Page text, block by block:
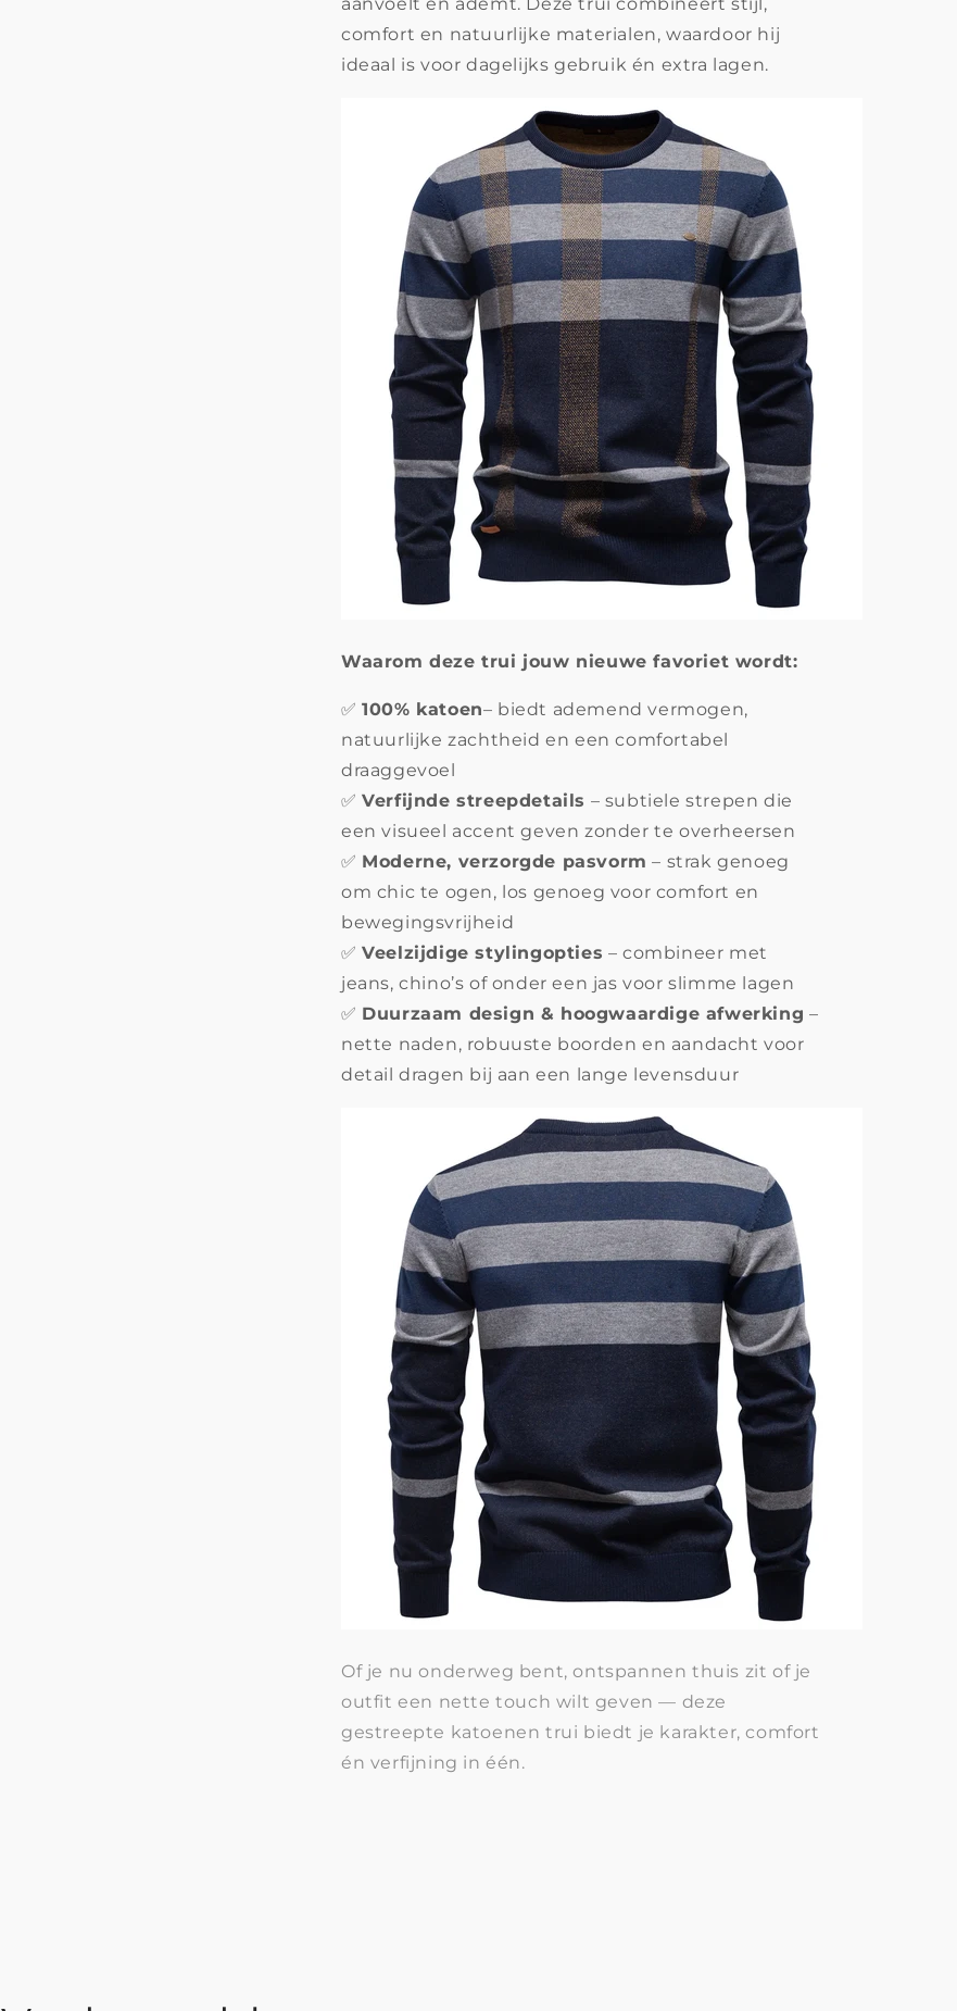
comfort en natuurlijke materialen, waardoor hij
ideaal is voor dagelijks gebruik én extra lagen.
Waarom deze trui jouw nieuwe favoriet wordt:
✅100% katoen– biedt ademend vermogen,
natuurlijke zachtheid en een comfortabel
draaggevoel
✅Verfijnde streepdetails – subtiele strepen die
een visueel accent geven zonder te overheersen
✅ Moderne, verzorgde pasvorm – strak genoeg
om chic te ogen, los genoeg voor comfort en
bewegingsvrijheid
✅Veelzijdige stylingopties – combineer met
jeans, chino’s of onder een jas voor slimme lagen
✅ Duurzaam design & hoogwaardige afwerking –
nette naden, robuuste boorden en aandacht voor
detail dragen bij aan een lange levensduur
Of je nu onderweg bent, ontspannen thuis zit of je
outfit een nette touch wilt geven — deze
gestreepte katoenen trui biedt je karakter, comfort
én verfijning in één.